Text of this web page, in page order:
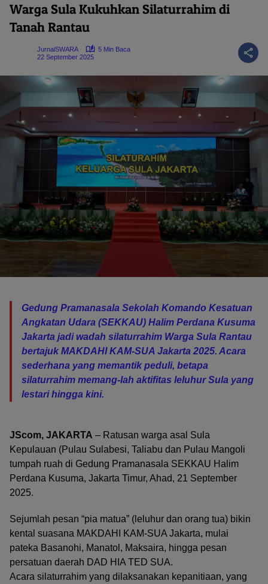
Warga Sula Kukuhkan Silaturrahim di
Tanah Rantau
JurnalSWARA
5 Min Baca
22 September 2025
Gedung Pramanasala Sekolah Komando Kesatuan
Angkatan Udara (SEKKAU) Halim Perdana Kusuma
Jakarta jadi wadah silaturrahim Warga Sula Rantau
bertajuk MAKDAHI KAM-SUA Jakarta 2025. Acara
sederhana yang memantik peduli, betapa
silaturrahim memang-lah aktifitas leluhur Sula yang
lestari hingga kini.
JScom, JAKARTA – Ratusan warga asal Sula
Kepulauan (Pulau Sulabesi, Taliabu dan Pulau Mangoli
tumpah ruah di Gedung Pramanasala SEKKAU Halim
Perdana Kusuma, Jakarta Timur, Ahad, 21 September
2025.
Sejumlah pesan “pia matua” (leluhur dan orang tua) bikin
kental suasana MAKDAHI KAM-SUA Jakarta, mulai
pateka Basanohi, Manatol, Maksaira, hingga pesan
persatuan daerah DAD HIA TED SUA.
Acara silaturrahim yang dilaksanakan kepanitiaan, yang